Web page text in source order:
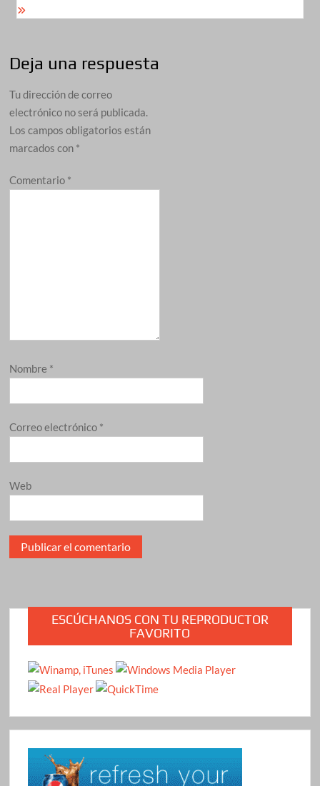
Deja una respuesta
Tu dirección de correo
electrónico no será publicada.
Los campos obligatorios están
marcados con *
Comentario *
Nombre *
Correo electrónico *
Web
ESCÚCHANOS CON TU REPRODUCTOR
FAVORITO